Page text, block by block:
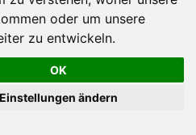
oder um unsere
zu entwickeln.
OK
Einstellungen ändern